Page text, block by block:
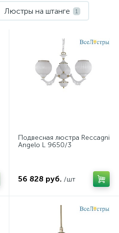
Люстры на штанге 1
Потолочные 36
Подвесная люстра Reccagni
Angelo L 9650/3
56 828 руб. /шт